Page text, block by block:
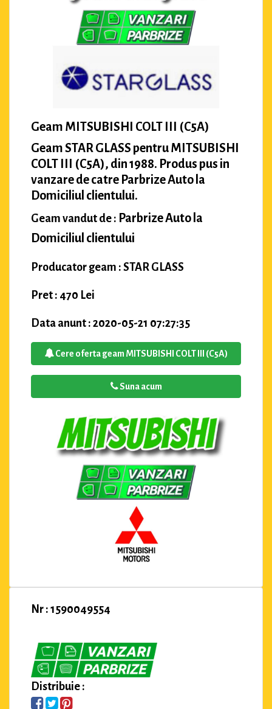
Geam MITSUBISHI COLT III (C5A)
Geam STAR GLASS pentru MITSUBISHI
COLT III (C5A), din 1988. Produs pus in
vanzare de catre Parbrize Auto la
Domiciliul clientului.
Geam vandut de : Parbrize Auto la
Domiciliul clientului
Producator geam : STAR GLASS
Pret : 470 Lei
Data anunt : 2020-05-21 07:27:35
Cere oferta geam MITSUBISHI COLT III (C5A)
Suna acum
Nr : 1590049554
Distribuie :